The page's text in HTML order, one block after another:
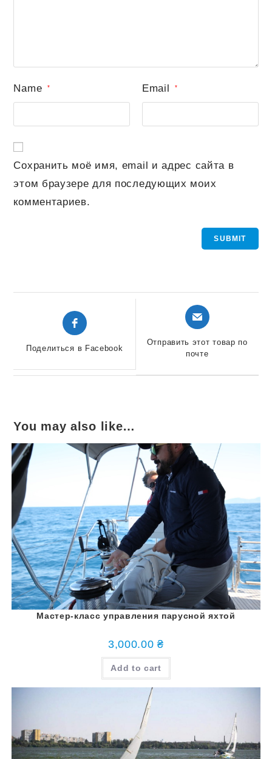
Name * Email *
Сохранить моё имя, email и адрес сайта в
этом браузере для последующих моих
комментариев.
Открывается
в
Поделиться в Facebook
Открывается
в
Отправить этот товар по
почте
You may also like…
Мастер-класс управления парусной яхтой
3,000.00₴
Add to cart